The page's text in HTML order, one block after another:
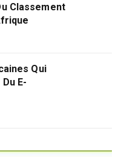
Classement
Qui
E-